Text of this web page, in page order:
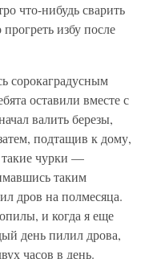
что-нибудь сварить
избу после
сорокаградусным
оставили вместе с
валить березы,
подтащив к дому,
такие чурки —
таким
дров на полмесяца.
и когда я еще
день пилил дрова,
часов в день.